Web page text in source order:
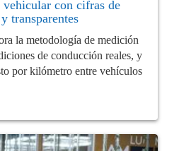
con cifras de
transparentes
la metodología de medición
de conducción reales, y
por kilómetro entre vehículos